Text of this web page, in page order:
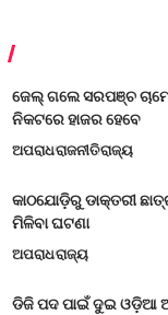
ଜେଲ୍ ଗଲେ ସରପଞ୍ଚ
ନିକଟରେ ହାଜର ହେବେ
ଅପରାଧରାଜନୀତିରାଜ୍ୟ
କାଠଯୋଡ଼ିରୁ ଡାକ୍ତରୀ
ମିଳିବା ଘଟଣା
ଅପରାଧରାଜ୍ୟ
ଡିଜି ପଦ ପାଇଁ ଦୁଇ ଓଡ଼ିଆ